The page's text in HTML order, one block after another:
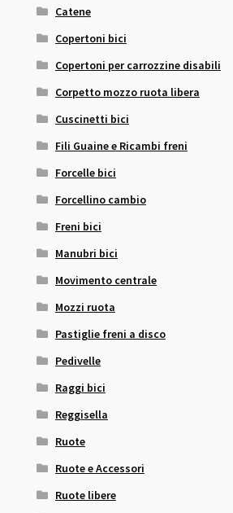
Catene
Copertoni bici
Copertoni per carrozzine disabili
Corpetto mozzo ruota libera
Cuscinetti bici
Fili Guaine e Ricambi freni
Forcelle bici
Forcellino cambio
Freni bici
Manubri bici
Movimento centrale
Mozzi ruota
Pastiglie freni a disco
Pedivelle
Raggi bici
Reggisella
Ruote
Ruote e Accessori
Ruote libere